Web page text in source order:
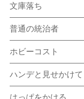
文庫落ち
普通の統治者
ホビーコスト
ハンデと見せかけて
はっぱをかける